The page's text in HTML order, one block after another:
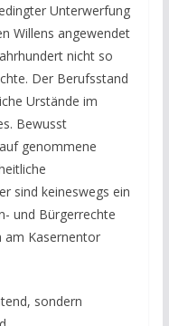
Unterwerfung
Willens angewendet
nicht so
Der Berufsstand
Urstände im
Bewusst
genommene
sind keineswegs ein
und Bürgerrechte
am Kasernentor
sondern